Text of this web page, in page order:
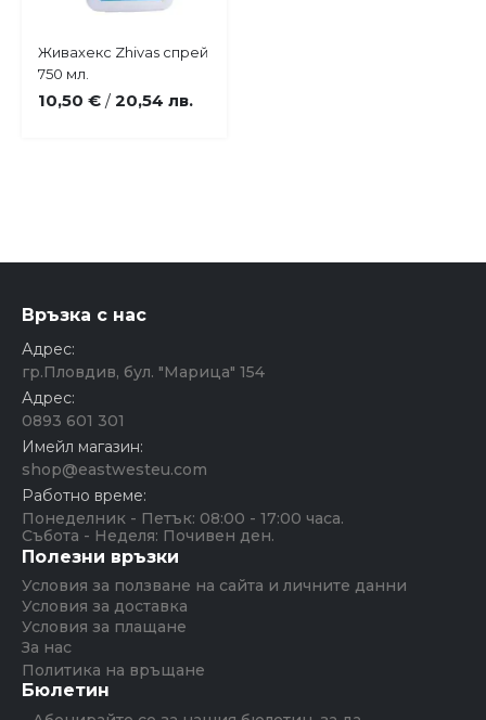
Добави
любими
Купи
Живахекс Zhivas спрей
750 мл.
10,50 € / 20,54 лв.
Връзка с нас
Адрес:
гр.Пловдив, бул. "Марица" 154
Адрес:
0893 601 301
Имейл магазин:
shop@eastwesteu.com
Работно време:
Понеделник - Петък: 08:00 - 17:00 часа.
Събота - Неделя: Почивен ден.
Полезни връзки
Условия за ползване на сайта и личните данни
Условия за доставка
Условия за плащане
За нас
Политика на връщане
Бюлетин